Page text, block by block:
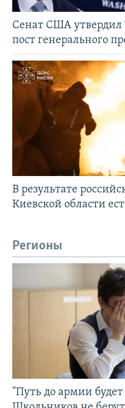
Сенат США утвердил
пост генерального
В результате
Киевской области
Регионы
"Путь до армии